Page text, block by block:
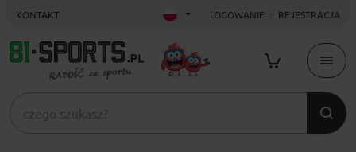
KONTAKT LOGOWANIE REJESTRACJA